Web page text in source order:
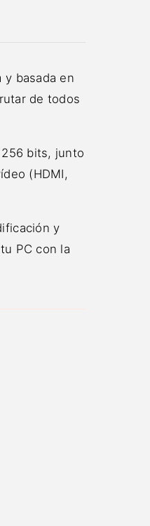
y basada en
de todos
bits, junto
(HDMI,
y
PC con la